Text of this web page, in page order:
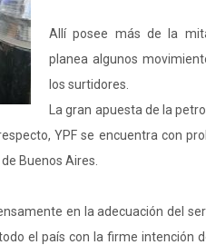
Allí posee más de la
planea algunos
los surtidores.
La gran apuesta de la
YPF se encuentra con
Buenos Aires.
en la adecuación del
el país con la firme intención